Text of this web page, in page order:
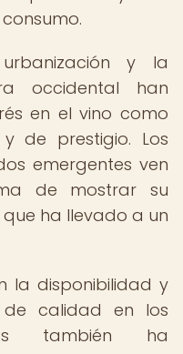
y la
occidental han
en el vino como
de prestigio. Los
emergentes ven
de mostrar su
ha llevado a un
la disponibilidad y
calidad en los
también ha